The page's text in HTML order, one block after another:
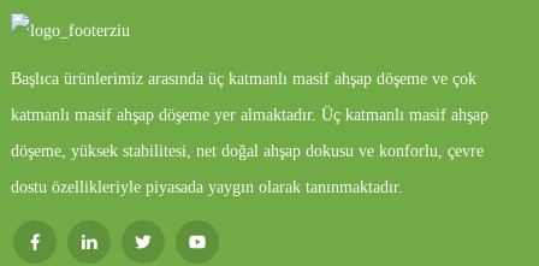
Başlıca ürünlerimiz arasında üç katmanlı masif ahşap döşeme ve çok
katmanlı masif ahşap döşeme yer almaktadır. Üç katmanlı masif ahşap
döşeme, yüksek stabilitesi, net doğal ahşap dokusu ve konforlu, çevre
dostu özellikleriyle piyasada yaygın olarak tanınmaktadır.